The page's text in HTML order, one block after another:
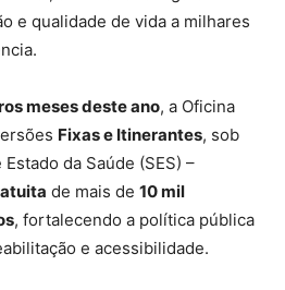
e qualidade de vida a milhares
meses deste ano, a Oficina
Fixas e Itinerantes, sob
da Saúde (SES) –
de mais de 10 mil
, fortalecendo a política pública
e acessibilidade.